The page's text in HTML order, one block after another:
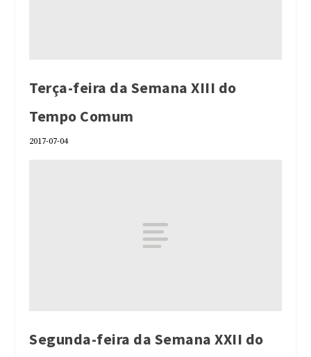
Terça-feira da Semana XIII do
Tempo Comum
2017-07-04
Segunda-feira da Semana XXII do